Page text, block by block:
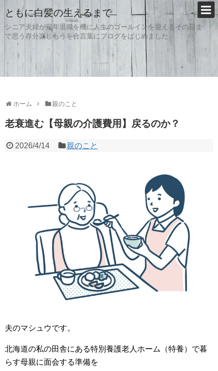
ともに白髪の生えるまで
シニア夫婦が定年退職を機に人生のゴールインを迎えるその日ま
で思う存分楽しもうを合言葉にブログをはじめました。
ホーム 親のこと
老衰進む【母親の介護費用】戻るのか？
2026/4/14 親のこと
夫のマシュウです。
北海道の私の田舎にある特別養護老人ホーム（特養）で暮
らす母親に面会する準備を